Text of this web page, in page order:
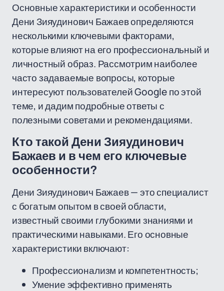
Основные характеристики и особенности
Дени Зияудинович Бажаев определяются
несколькими ключевыми факторами,
которые влияют на его профессиональный и
личностный образ. Рассмотрим наиболее
часто задаваемые вопросы, которые
интересуют пользователей Google по этой
теме, и дадим подробные ответы с
полезными советами и рекомендациями.
Кто такой Дени Зияудинович
Бажаев и в чем его ключевые
особенности?
Дени Зияудинович Бажаев — это специалист
с богатым опытом в своей области,
известный своими глубокими знаниями и
практическими навыками. Его основные
характеристики включают:
Профессионализм и компетентность;
Умение эффективно применять